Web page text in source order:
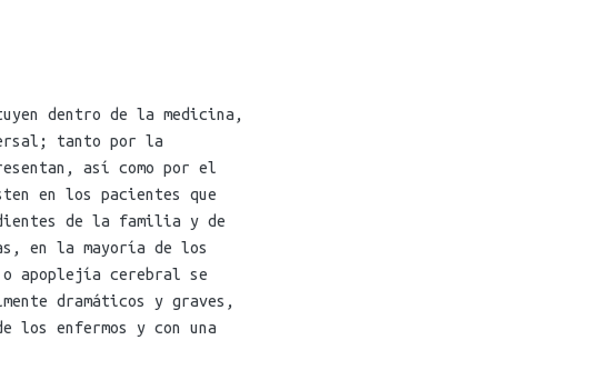
dentro de la medicina,
tanto por la
así como por el
en los pacientes que
de la familia y de
en la mayoría de los
o apoplejía cerebral se
dramáticos y graves,
los enfermos y con una